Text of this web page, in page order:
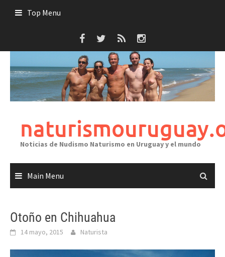
Top Menu
Noticias de Nudismo Naturismo en Uruguay y el mundo
Main Menu
Otoño en Chihuahua
14 mayo, 2015 Naturista